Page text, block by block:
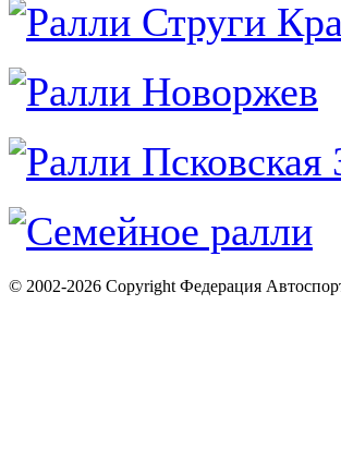
© 2002-2026 Copyright Федерация